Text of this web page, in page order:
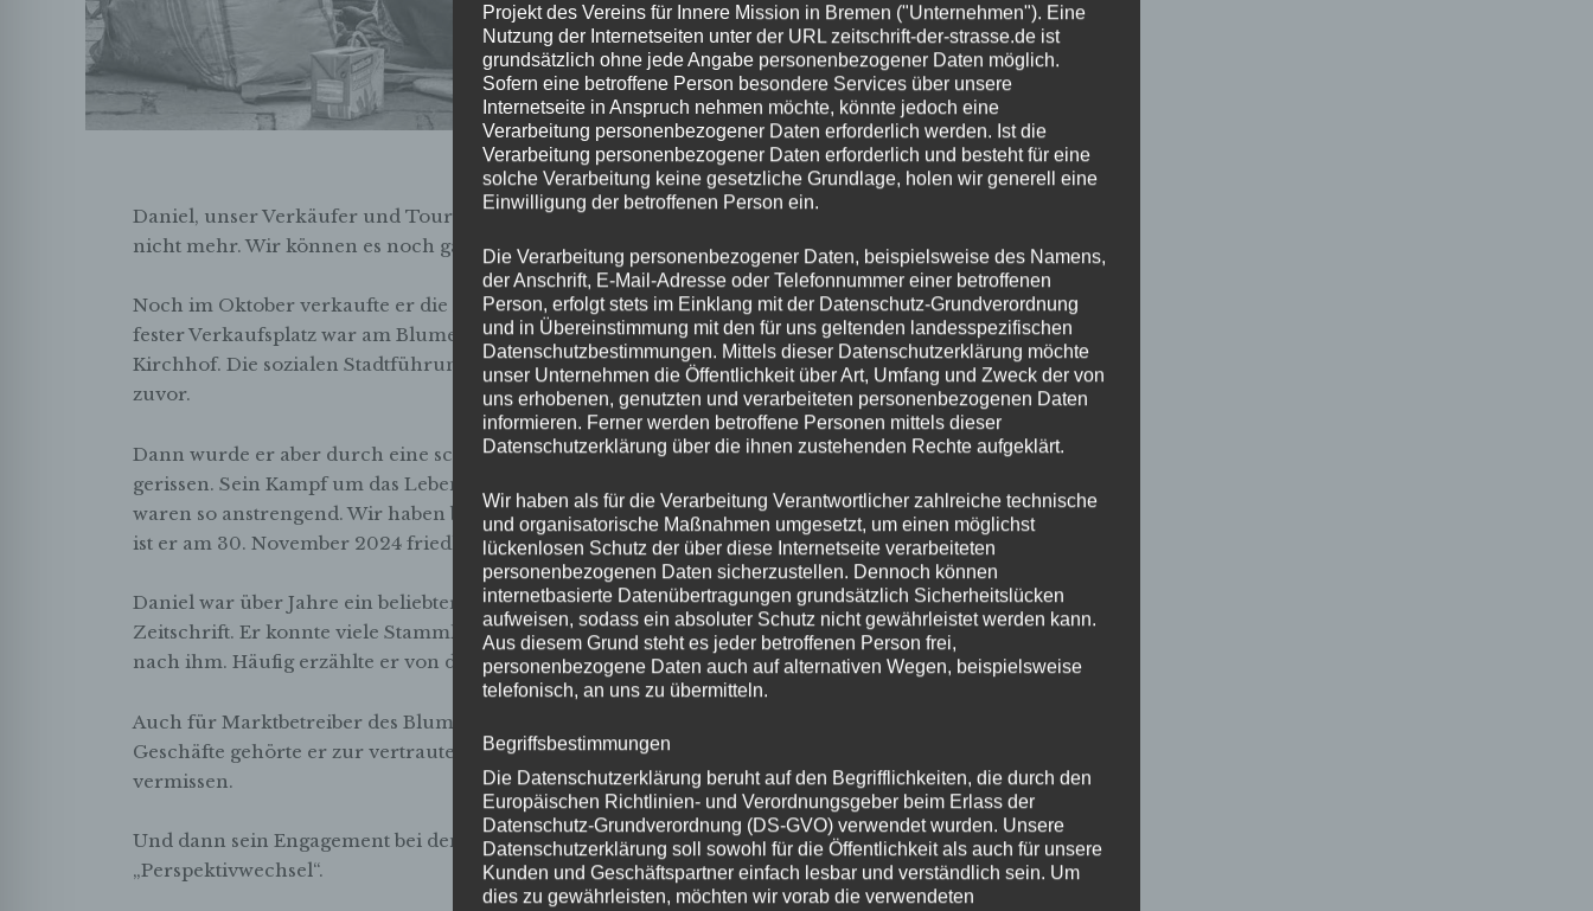
Daniel, unser Verkäufer und Tourguide bei den sozialen Stadtführungen, lebt
nicht mehr. Wir können es noch gar nicht fassen.
Noch im Oktober verkaufte er die Zeitschrift der Straßein der Innenstadt. Sein
fester Verkaufsplatz war am Blumenmarkt auf dem Unser Lieben Frauen
Kirchhof. Die sozialen Stadtführungen begleitete er noch bis in den Oktober wie
zuvor.
Dann wurde er aber durch eine schwere Erkrankung jäh aus dem aktiven Leben
gerissen. Sein Kampf um das Leben war kurz aber leidvoll. Die letzten Wochen
waren so anstrengend. Wir haben bis zum Schluss engen Kontakt gehalten. Nun
ist er am 30. November 2024 friedlich und ohne Schmerzen eingeschlafen.
Daniel war über Jahre ein beliebter, immer freundliche Verkäufer unserer
Zeitschrift. Er konnte viele Stammkunden gewinnen. Einige Fragen jetzt schon
nach ihm. Häufig erzählte er von den Begegnungen mit den Käufern.
Auch für Marktbetreiber des Blumenmarktes und Mitarbeiter umliegender
Geschäfte gehörte er zur vertrauten Umgebung. Sie alle werden ihn sehr
vermissen.
Und dann sein Engagement bei den sozialen Stadtführungen
„Perspektivwechsel“.
Projekt des Vereins für Innere Mission in Bremen ("Unternehmen"). Eine
Nutzung der Internetseiten unter der URL zeitschrift-der-strasse.de ist
grundsätzlich ohne jede Angabe personenbezogener Daten möglich.
Sofern eine betroffene Person besondere Services über unsere
Internetseite in Anspruch nehmen möchte, könnte jedoch eine
Verarbeitung personenbezogener Daten erforderlich werden. Ist die
Verarbeitung personenbezogener Daten erforderlich und besteht für eine
solche Verarbeitung keine gesetzliche Grundlage, holen wir generell eine
Einwilligung der betroffenen Person ein.
Die Verarbeitung personenbezogener Daten, beispielsweise des Namens,
der Anschrift, E-Mail-Adresse oder Telefonnummer einer betroffenen
Person, erfolgt stets im Einklang mit der Datenschutz-Grundverordnung
und in Übereinstimmung mit den für uns geltenden landesspezifischen
Datenschutzbestimmungen. Mittels dieser Datenschutzerklärung möchte
unser Unternehmen die Öffentlichkeit über Art, Umfang und Zweck der von
uns erhobenen, genutzten und verarbeiteten personenbezogenen Daten
informieren. Ferner werden betroffene Personen mittels dieser
Datenschutzerklärung über die ihnen zustehenden Rechte aufgeklärt.
Wir haben als für die Verarbeitung Verantwortlicher zahlreiche technische
und organisatorische Maßnahmen umgesetzt, um einen möglichst
lückenlosen Schutz der über diese Internetseite verarbeiteten
personenbezogenen Daten sicherzustellen. Dennoch können
internetbasierte Datenübertragungen grundsätzlich Sicherheitslücken
aufweisen, sodass ein absoluter Schutz nicht gewährleistet werden kann.
Aus diesem Grund steht es jeder betroffenen Person frei,
personenbezogene Daten auch auf alternativen Wegen, beispielsweise
telefonisch, an uns zu übermitteln.
Begriffsbestimmungen
Die Datenschutzerklärung beruht auf den Begrifflichkeiten, die durch den
Europäischen Richtlinien- und Verordnungsgeber beim Erlass der
Datenschutz-Grundverordnung (DS-GVO) verwendet wurden. Unsere
Datenschutzerklärung soll sowohl für die Öffentlichkeit als auch für unsere
Kunden und Geschäftspartner einfach lesbar und verständlich sein. Um
dies zu gewährleisten, möchten wir vorab die verwendeten